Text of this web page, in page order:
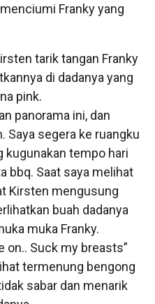
Franky yang
tarik tangan Franky
di dadanya yang
pink.
panorama ini, dan
Saya segera ke ruangku
kugunakan tempo hari
bbq. Saat saya melihat
Kirsten mengusung
buah dadanya
muka Franky.
on.. Suck my breasts”
termenung bengong
sabar dan menarik